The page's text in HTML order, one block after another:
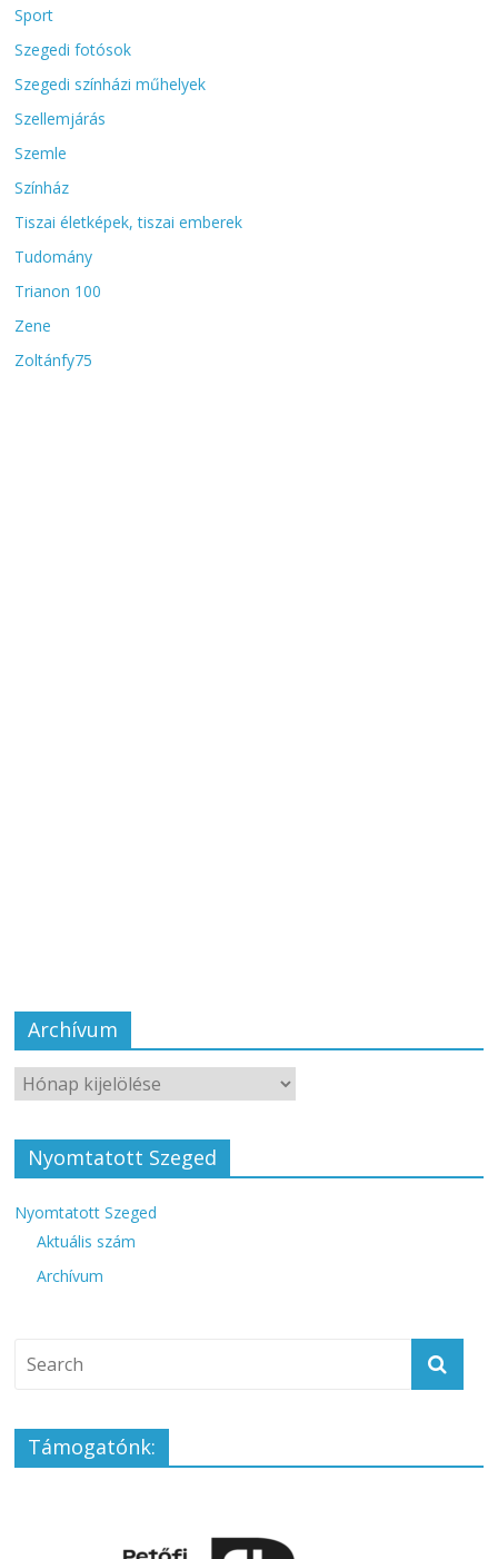
Sport
Szegedi fotósok
Szegedi színházi műhelyek
Szellemjárás
Szemle
Színház
Tiszai életképek, tiszai emberek
Tudomány
Trianon 100
Zene
Zoltánfy75
Archívum
Nyomtatott Szeged
Nyomtatott Szeged
Aktuális szám
Archívum
Támogatónk: